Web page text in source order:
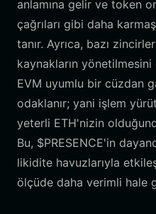
anlamına gelir ve token
çağrıları gibi daha
tanır. Ayrıca, bazı
kaynakların
EVM uyumlu bir cüzdan
odaklanır; yani işlem
yeterli ETH'nizin
Bu, $PRESENCE'in
likidite havuzlarıyla
ölçüde daha verimli hale